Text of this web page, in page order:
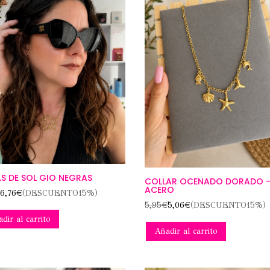
DE SOL GIO NEGRAS
6,76€(DESCUENTO15%)
al carrito
COLLAR OCENADO DORADO
ACERO
5,95€5,06€(DESCUENTO15%)
Añadir al carrito